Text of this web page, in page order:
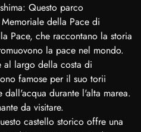
Questo parco
della Pace di
Pace, che raccontano la storia
la pace nel mondo.
al largo della costa di
famose per il suo torii
dall'acqua durante l'alta marea.
da visitare.
castello storico offre una